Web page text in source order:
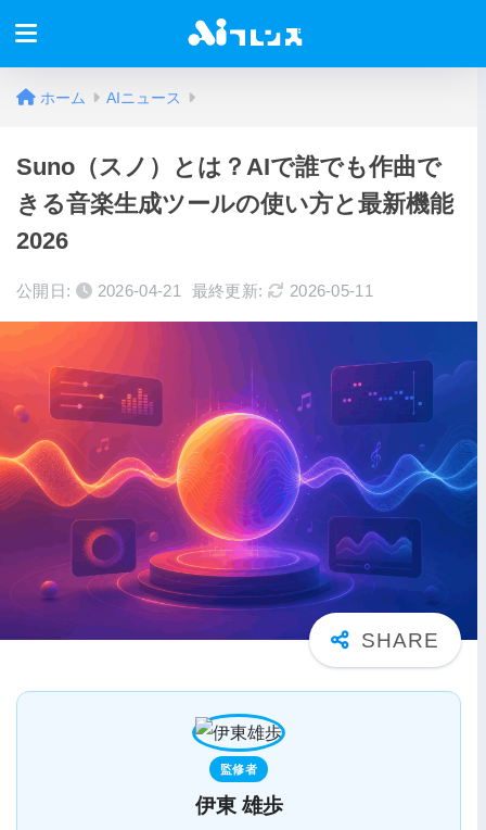
ホーム AIニュース
Suno（スノ）とは？AIで誰でも作曲で
きる音楽生成ツールの使い方と最新機能
2026
公開日: 2026-04-21 最終更新: 2026-05-11
監修者
伊東 雄歩